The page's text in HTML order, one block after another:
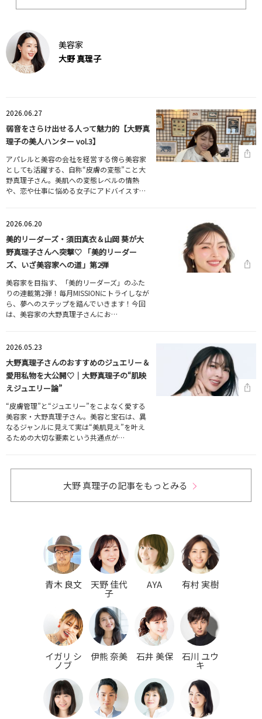
美容家
大野 真理子
2026.06.27
弱音をさらけ出せる人って魅力的【大野真
理子の美人ハンター vol.3】
アパレルと美容の会社を経営する傍ら美容家
としても活躍する、自称“皮膚の変態”こと大
野真理子さん。美肌への変態レベルの情熱
や、恋や仕事に悩める女子にアドバイスす…
2026.06.20
美的リーダーズ・須田真衣＆山岡 葵が大
野真理子さんへ突撃♡ 「美的リーダー
ズ、いざ美容家への道」第2弾
美容家を目指す、「美的リーダーズ」のふた
りの連載第2弾！毎月MISSIONにトライしなが
ら、夢へのステップを踏んでいきます！今回
は、美容家の大野真理子さんにお…
2026.05.23
大野真理子さんのおすすめのジュエリー＆
愛用私物を大公開♡｜大野真理子の“肌映
えジュエリー論”
“皮膚管理”と“ジュエリー”をこよなく愛する
美容家・大野真理子さん。美容と宝石は、異
なるジャンルに見えて実は“美肌見え”を叶え
るための大切な要素という共通点が…
大野 真理子の記事をもっとみる
青木 良文 天野 佳代
子
AYA 有村 実樹
イガリ シ
ノブ
伊熊 奈美 石井 美保 石川 ユウ
キ